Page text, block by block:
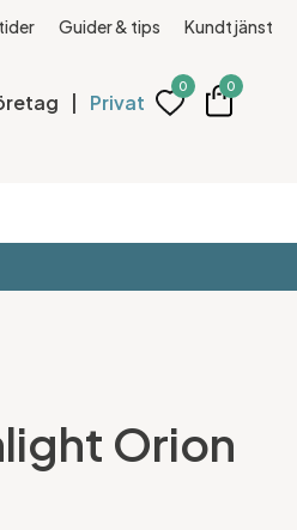
Guider & tips Kundtjänst
| Privat
0 0
Orion